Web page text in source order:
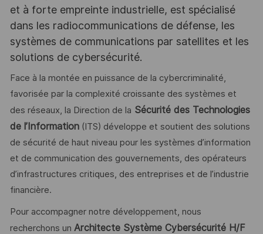
et à forte empreinte industrielle, est spécialisé
dans les radiocommunications de défense, les
systèmes de communications par satellites et les
solutions de cybersécurité.
Face à la montée en puissance de la cybercriminalité,
favorisée par la complexité croissante des systèmes et
des réseaux, la Direction de la Sécurité des Technologies
de l’Information(ITS) développe et soutient des solutions
de sécurité de haut niveau pour les systèmes d’information
et de communication des gouvernements, des opérateurs
d’infrastructures critiques, des entreprises et de l’industrie
financière.
Pour accompagner notre développement, nous
recherchons un Architecte Système Cybersécurité H/F